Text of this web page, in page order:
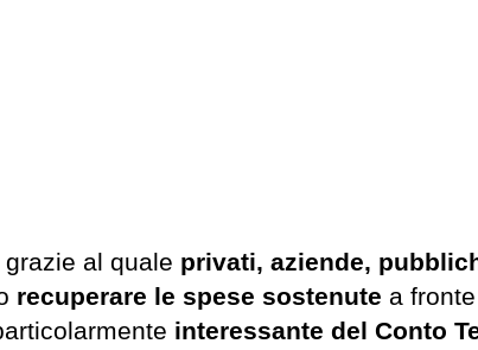
grazie al quale privati, aziende,
recuperare le spese sostenute a
interessante del Conto